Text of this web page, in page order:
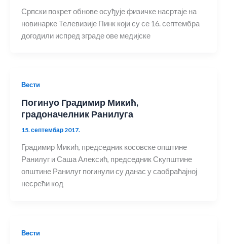
Српски покрет обнове осуђује физичке насртаје на
новинарке Телевизије Пинк који су се 16. септембра
догодили испред зграде ове медијске
Вести
Погинуо Градимир Микић,
градоначелник Ранилуга
15. септембар 2017.
Градимир Микић, председник косовске општине
Ранилуг и Саша Алексић, председник Скупштине
општине Ранилуг погинули су данас у саобраћајној
несрећи код
Вести